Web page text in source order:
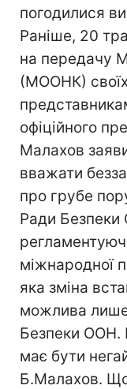
погодилися
Раніше, 20
на передачу
(МООНК)
офіційного
Малахов
вважати
про грубе
Ради Безпеки
міжнародної
яка зміна
можлива лише
Безпеки ООН.
має бути
Б.Малахов. Що